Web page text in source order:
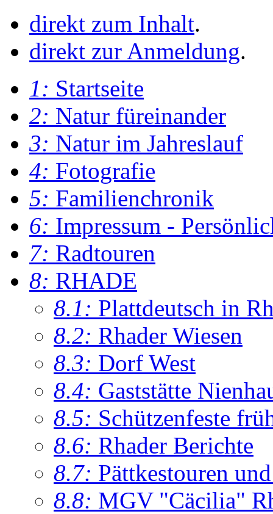
direkt zum Inhalt.
direkt zur Anmeldung.
1: Startseite
2: Natur füreinander
3: Natur im Jahreslauf
4: Fotografie
5: Familienchronik
6: Impressum -
7: Radtouren
8: RHADE
8.1: Plattdeutsch in
8.2: Rhader Wiesen
8.3: Dorf West
8.4: Gaststätte
8.5: Schützenfeste
8.6: Rhader Berichte
8.7: Pättkestouren
8.8: MGV "Cäcilia"